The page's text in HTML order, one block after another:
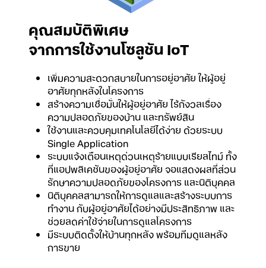
คุณสมบัติพิเศษ
จากการใช้งานโซลูชัน IoT
เพิ่มความสะดวกสบายในการอยู่อาศัย ให้ผู้อยู่
อาศัยทุกหลังในโครงการ
สร้างความเชื่อมั่นให้ผู้อยู่อาศัย ไร้กังวลเรื่อง
ความปลอดภัยของบ้าน และทรัพย์สิน
ใช้งานและควบคุมเทคโนโลยีได้ง่าย ด้วยระบบ
Single Application
ระบบแจ้งเตือนเหตุด่วนเหตุร้ายแบบเรียลไทม์ ทั้ง
ที่แอปพลิเคชันของผู้อยู่อาศัย จอแสดงผลที่ส่วน
รักษาความปลอดภัยของโครงการ และนิติบุคคล
นิติบุคคลสามารถให้การดูแลและสร้างระบบการ
ทำงาน กับผู้อยู่อาศัยได้อย่างมีประสิทธิภาพ และ
ช่วยลดค่าใช้จ่ายในการดูแลโครงการ
มีระบบติดตั้งให้บ้านทุกหลัง พร้อมทีมดูแลหลัง
การขาย